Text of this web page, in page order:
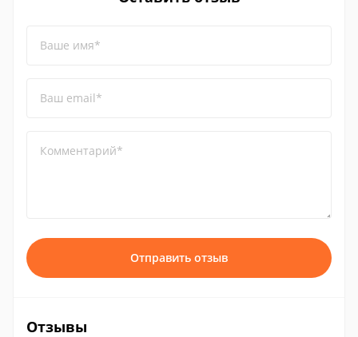
Ваше имя*
Ваш email*
Комментарий*
Отправить отзыв
Отзывы